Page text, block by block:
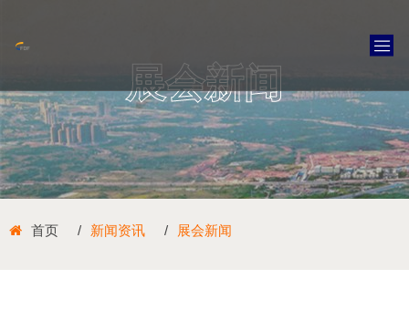
展会新闻
首页 新闻资讯 展会新闻